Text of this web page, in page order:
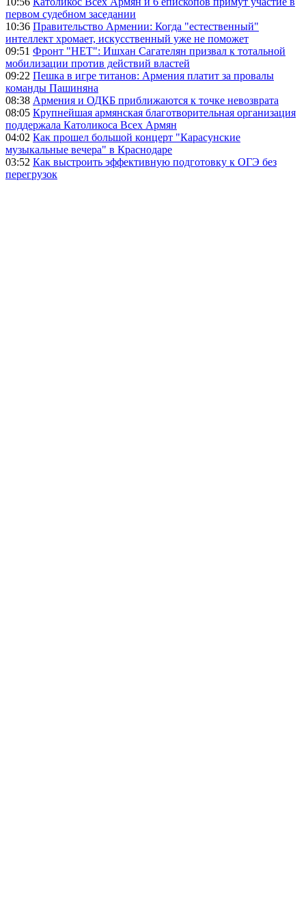
первом судебном заседании
10:36 Правительство Армении: Когда "естественный"
интеллект хромает, искусственный уже не поможет
09:51 Фронт "НЕТ": Ишхан Сагателян призвал к тотальной
мобилизации против действий властей
09:22 Пешка в игре титанов: Армения платит за провалы
команды Пашиняна
08:38 Армения и ОДКБ приближаются к точке невозврата
08:05 Крупнейшая армянская благотворительная организация
поддержала Католикоса Всех Армян
04:02 Как прошел большой концерт "Карасунские
музыкальные вечера" в Краснодаре
03:52 Как выстроить эффективную подготовку к ОГЭ без
перегрузок